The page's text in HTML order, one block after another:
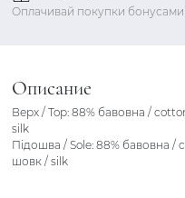
Оплачивай покупки бонусами
Описание
Верх / Top: 88% бавовна /
silk
Підошва / Sole: 88% бавовна /
шовк / silk